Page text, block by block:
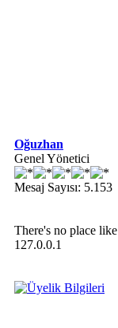
Oğuzhan
Genel Yönetici
Mesaj Sayısı: 5.153
There's no place like
127.0.0.1